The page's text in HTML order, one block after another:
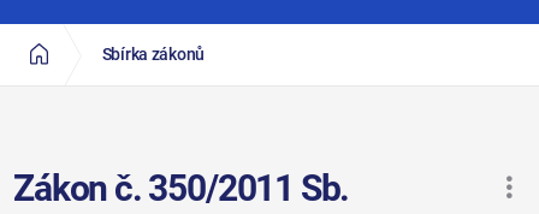
Sbírka zákonů
Zákon č. 350/2011 Sb.